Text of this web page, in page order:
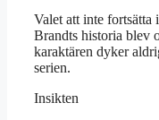
Valet att inte fortsätta
Brandts historia blev
karaktären dyker
serien.
Insikten